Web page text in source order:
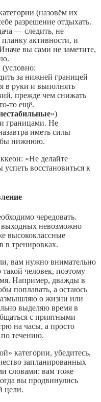
(назовём их
разрешение отдыхать.
— следить, не
активности, и
вы сами не заметите,
за нижней границей
в руки и выполнять
прежде чем снижать
ещё.
»)
границами. Не
иметь силы
бы нижнюю.
«Не делайте
восстановиться к
чередовать.
выходных невозможно
высококлассные
в тренировках.
вам нужно внимательно
человек, поэтому
Например, дважды в
поплавать, а остаюсь
о жизни или
выделяю время в
с приятными
на часы, а просто
течению.
категории, убедитесь,
запланированных
словами: вам тоже
вы продвинулись
цели.